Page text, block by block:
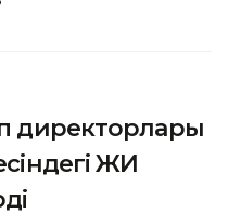
директорлары
ЖИ